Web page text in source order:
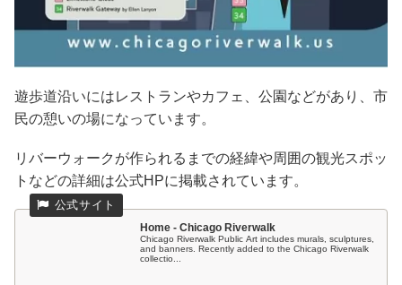
遊歩道沿いにはレストランやカフェ、公園などがあり、市
民の憩いの場になっています。
リバーウォークが作られるまでの経緯や周囲の観光スポッ
トなどの詳細は公式HPに掲載されています。
Home - Chicago Riverwalk
Chicago Riverwalk Public Art includes murals, sculptures,
and banners. Recently added to the Chicago Riverwalk
collectio...